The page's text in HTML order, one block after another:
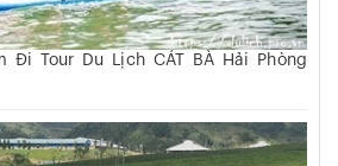
Đi Tour Du Lịch CÁT BÀ Hải Phòng